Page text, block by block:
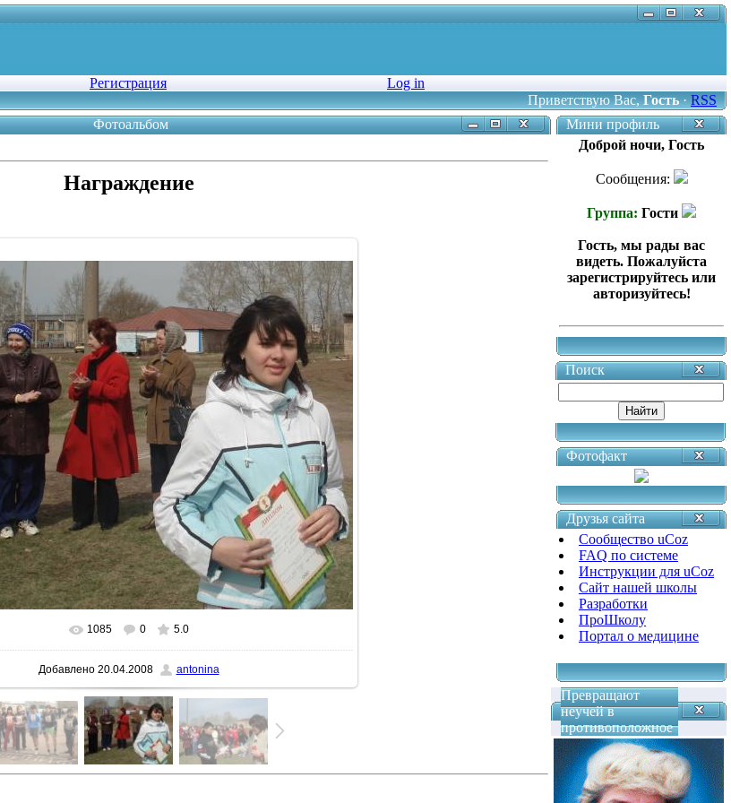
Регистрация
Log in
Приветствую Вас,Гость·RSS
Фотоальбом
Награждение
В реальном размере 987x768
1085 0 5.0
Добавлено20.04.2008 antonina
Мини профиль
Доброй ночи, Гость
Сообщения:
Группа: Гости
Гость, мы рады вас
видеть. Пожалуйста
зарегистрируйтесь или
авторизуйтесь!
Поиск
Фотофакт
Друзья сайта
Сообщество uCoz
FAQ по системе
Инструкции для uCoz
Сайт нашей школы
Разработки
ПроШколу
Портал о медицине
Превращают
неучей в
противоположное